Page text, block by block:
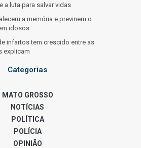
a luta para salvar vidas
a memória e previnem o
idosos
infartos tem crescido entre as
explicam
Categorias
MATO GROSSO
NOTÍCIAS
POLÍTICA
POLÍCIA
OPINIÃO